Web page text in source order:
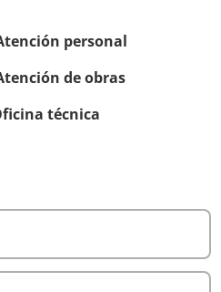
personal
de obras
técnica